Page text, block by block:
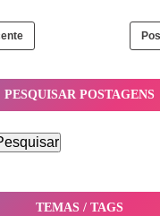
PESQUISAR POSTAGENS
TEMAS / TAGS